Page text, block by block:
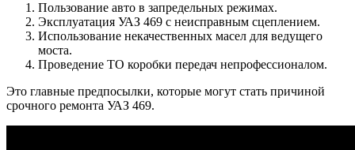
Пользование авто в запредельных режимах.
Эксплуатация УАЗ 469 с неисправным сцеплением.
Использование некачественных масел для ведущего
моста.
Проведение ТО коробки передач непрофессионалом.
Это главные предпосылки, которые могут стать причиной
срочного ремонта УАЗ 469.